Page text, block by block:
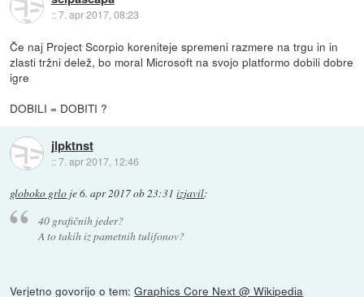
::7. apr 2017, 08:23
Če naj Project Scorpio koreniteje spremeni razmere na trgu in in
zlasti tržni delež, bo moral Microsoft na svojo platformo dobili dobre
igre
DOBILI = DOBITI ?
jlpktnst
::7. apr 2017, 12:46
globoko grlo je6. apr 2017 ob 23:31 izjavil:
40 grafičnih jeder?
A to takih iz pametnih tulifonov?
Verjetno govorijo o tem:Graphics Core Next @ Wikipedia